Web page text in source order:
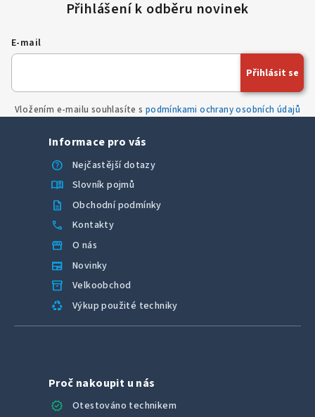
E-mail
Vložením e-mailu souhlasíte s podmínkami ochrany osobních údajů
Přihlásit se
Informace pro vás
help
Nejčastější dotazy
menu_book Slovník pojmů
description Obchodní podmínky
call Kontakty
storefront O nás
newspaper Novinky
inventory_2 Velkoobchod
recycling Výkup použité techniky
Proč nakoupit u nás
verified
Otestováno technikem